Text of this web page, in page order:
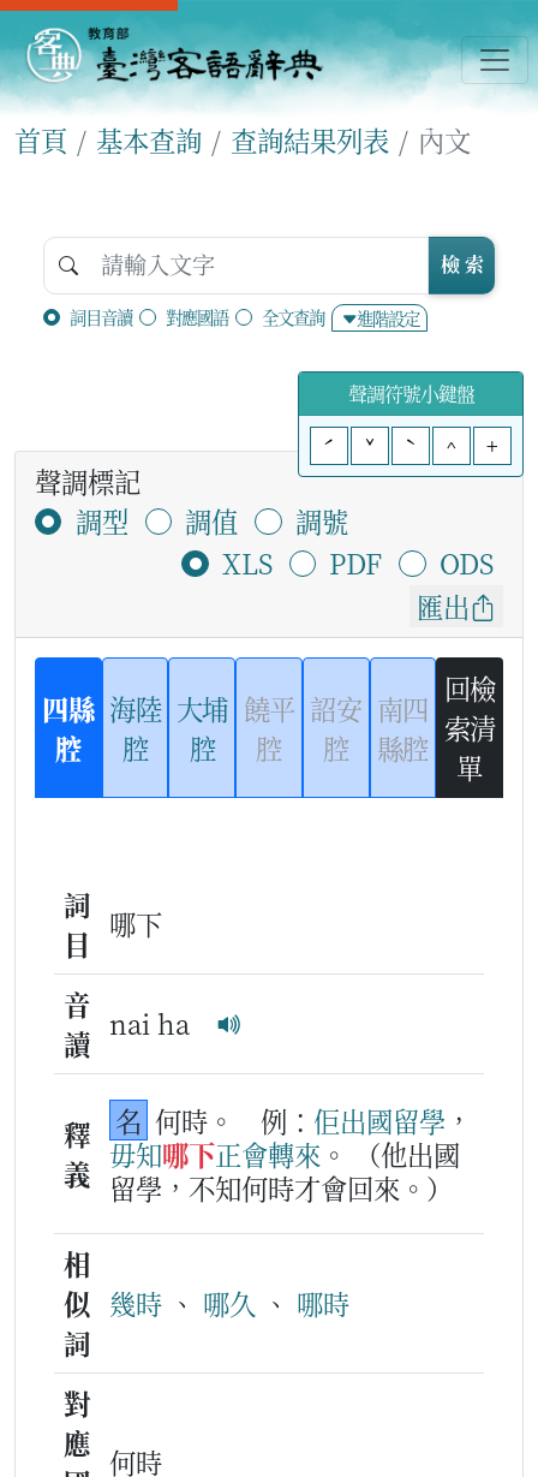
首頁 基本查詢 查詢結果列表 內文
詞目音讀 對應國語 全文查詢 進階設定
檢 索
聲調符號小鍵盤
ˊ
ˇ ˋ ^ +
聲調標記
調型
調值
調號
XLS
PDF
ODS
匯出
四縣
腔
海陸
腔
大埔
腔
饒平
腔
詔安
腔
南四
縣腔
回檢
索清
單
詞
目
哪下
音
讀
nai ha
釋
義
名 何時。 例： 佢出國留學 ，
毋知哪下正會轉來 。
（他出國
留學，不知何時才會回來。）
相
似
詞
幾時 、 哪久 、 哪時
對
應 何時